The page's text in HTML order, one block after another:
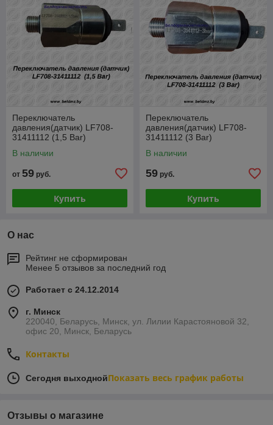
Переключатель
давления(датчик) LF708-
31411112 (1,5 Bar)
В наличии
от 59 руб.
Купить
Переключатель
давления(датчик) LF708-
31411112 (3 Bar)
В наличии
59 руб.
Купить
О нас
Рейтинг не сформирован
Менее 5 отзывов за последний год
Работает с 24.12.2014
г. Минск
220040, Беларусь, Минск, ул. Лилии Карастояновой 32,
офис 20, Минск, Беларусь
Контакты
Сегодня выходнойПоказать весь график работы
Отзывы о магазине